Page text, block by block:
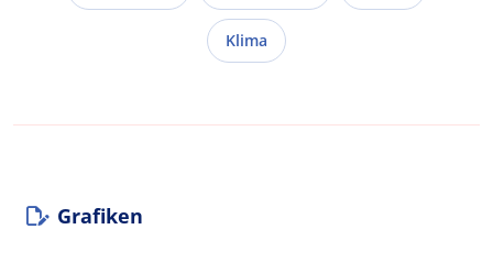
Klima
Grafiken